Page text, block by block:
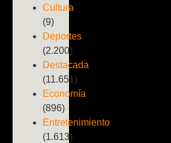
Cultura
(9)
Deportes
(2.200)
Destacada
(11.651)
Economía
(896)
Entretenimiento
(1.613)